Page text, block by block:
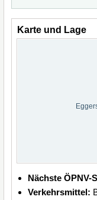
Karte und Lage
Nächste ÖPNV-
Verkehrsmittel: